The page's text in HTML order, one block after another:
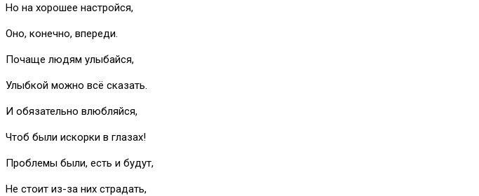
Но на хорошее настройся,
Оно, конечно, впереди.
Почаще людям улыбайся,
Улыбкой можно всё сказать.
И обязательно влюбляйся,
Чтоб были искорки в глазах!
Проблемы были, есть и будут,
Не стоит из-за них страдать,